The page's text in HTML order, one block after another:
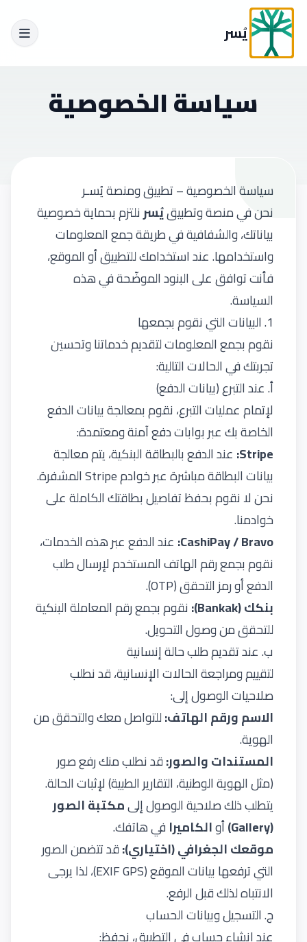
يُسر
سياسة الخصوصية
سياسة الخصوصية – تطبيق ومنصة يُسـر
نحن في منصة وتطبيقيُسرنلتزم بحماية خصوصية
بياناتك، والشفافية في طريقة جمع المعلومات
واستخدامها. عند استخدامك للتطبيق أو الموقع،
فأنت توافق على البنود الموضّحة في هذه
السياسة.
1. البيانات التي نقوم بجمعها
نقوم بجمع المعلومات لتقديم خدماتنا وتحسين
تجربتك في الحالات التالية:
أ. عند التبرع (بيانات الدفع)
لإتمام عمليات التبرع، نقوم بمعالجة بيانات الدفع
الخاصة بك عبر بوابات دفع آمنة ومعتمدة:
Stripe: عند الدفع بالبطاقة البنكية، يتم معالجة
بيانات البطاقة مباشرة عبر خوادم Stripe المشفرة.
نحن لا نقوم بحفظ تفاصيل بطاقتك الكاملة على
خوادمنا.
CashiPay / Bravo: عند الدفع عبر هذه الخدمات،
نقوم بجمع رقم الهاتف المستخدم لإرسال طلب
الدفع أو رمز التحقق (OTP).
بنكك (Bankak):
نقوم بجمع رقم المعاملة البنكية
للتحقق من وصول التحويل.
ب. عند تقديم طلب حالة إنسانية
لتقييم ومراجعة الحالات الإنسانية، قد نطلب
صلاحيات الوصول إلى:
الاسم ورقم الهاتف:للتواصل معك والتحقق من
الهوية.
المستندات والصور:قد نطلب منك رفع صور
(مثل الهوية الوطنية، التقارير الطبية) لإثبات الحالة.
يتطلب ذلك صلاحية الوصول إلىمكتبة الصور
(Gallery)
أوالكاميرا في هاتفك.
موقعك الجغرافي (اختياري):قد تتضمن الصور
التي ترفعها بيانات الموقع (EXIF GPS)، لذا يرجى
الانتباه لذلك قبل الرفع.
ج. التسجيل وبيانات الحساب
عند إنشاء حساب في التطبيق، نحفظ: